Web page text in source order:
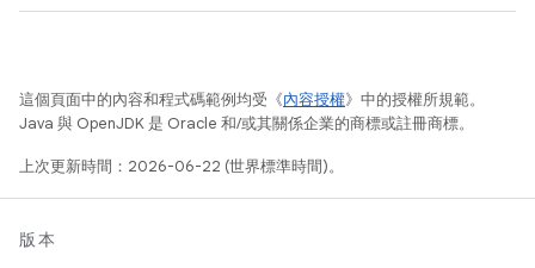
這個頁面中的內容和程式碼範例均受《內容授權》中的授權所規範。
Java 與 OpenJDK 是 Oracle 和/或其關係企業的商標或註冊商標。
上次更新時間：2026-06-22 (世界標準時間)。
版本